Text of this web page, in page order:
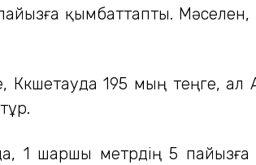
қымбаттапты. Мәселен,
195 мың теңге, ал
1 шаршы метрдің 5 пайызға